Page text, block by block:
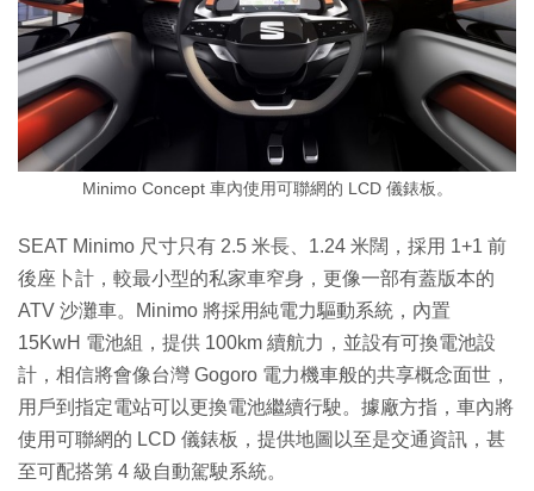
Minimo Concept 車內使用可聯網的 LCD 儀錶板。
SEAT Minimo 尺寸只有 2.5 米長、1.24 米闊，採用 1+1 前
後座卜計，較最小型的私家車窄身，更像一部有蓋版本的
ATV 沙灘車。Minimo 將採用純電力驅動系統，內置
15KwH 電池組，提供 100km 續航力，並設有可換電池設
計，相信將會像台灣 Gogoro 電力機車般的共享概念面世，
用戶到指定電站可以更換電池繼續行駛。據廠方指，車內將
使用可聯網的 LCD 儀錶板，提供地圖以至是交通資訊，甚
至可配搭第 4 級自動駕駛系統。